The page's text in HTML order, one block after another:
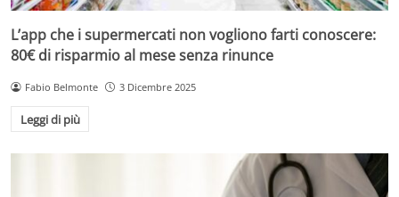
L’app che i supermercati non vogliono farti conoscere:
80€ di risparmio al mese senza rinunce
Fabio Belmonte 3 Dicembre 2025
Leggi di più